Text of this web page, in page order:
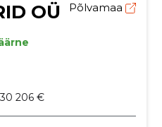
OÜ Põlvamaa
206 €